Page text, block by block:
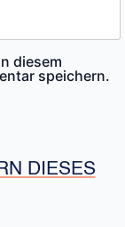
diesem
speichern.
DIESES